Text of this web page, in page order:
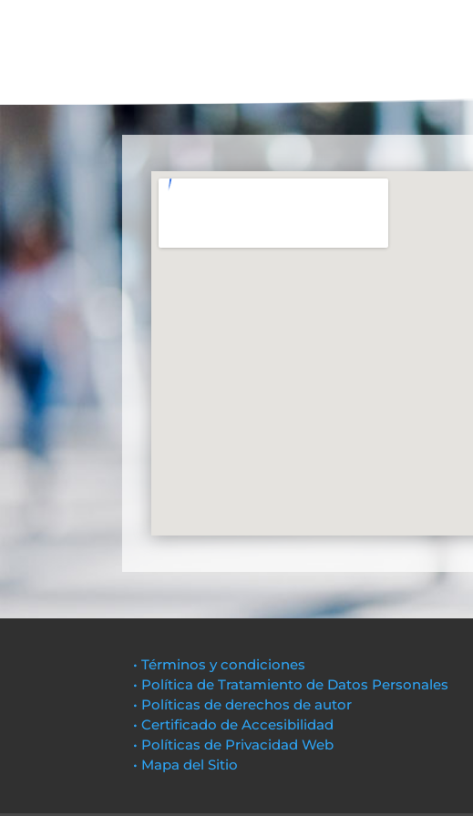
• Términos y condiciones
• Política de Tratamiento de Datos Personales
• Políticas de derechos de autor
• Certificado de Accesibilidad
• Políticas de Privacidad Web
• Mapa del Sitio